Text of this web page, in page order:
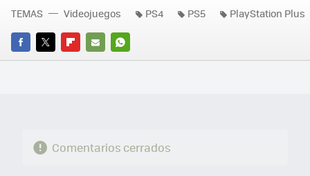
FACEBOOK
TWITTERFLIPBOARD
E-
WHATSAPP
TEMAS Videojuegos PS4 PS5 PlayStation Plus
Comentarios cerrados